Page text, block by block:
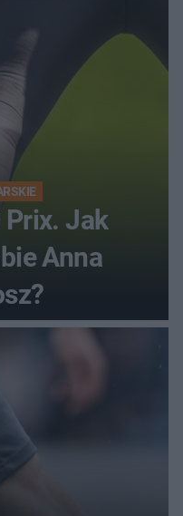
Prix. Jak
Anna